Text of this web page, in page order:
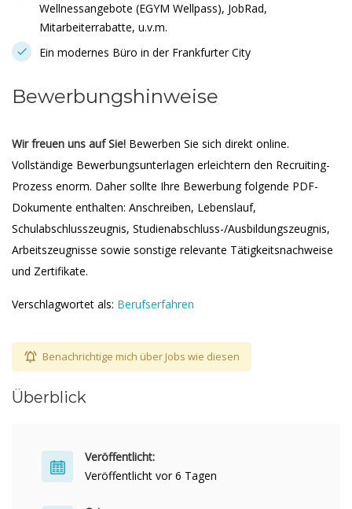
Wellnessangebote (EGYM Wellpass), JobRad,
Mitarbeiterrabatte, u.v.m.
Ein modernes Büro in der Frankfurter City
Bewerbungshinweise
Wir freuen uns auf Sie! Bewerben Sie sich direkt online.
Vollständige Bewerbungsunterlagen erleichtern den Recruiting-
Prozess enorm. Daher sollte Ihre Bewerbung folgende PDF-
Dokumente enthalten: Anschreiben, Lebenslauf,
Schulabschlusszeugnis, Studienabschluss-/Ausbildungszeugnis,
Arbeitszeugnisse sowie sonstige relevante Tätigkeitsnachweise
und Zertifikate.
Verschlagwortet als: Berufserfahren
Benachrichtige mich über Jobs wie diesen
Überblick
Veröffentlicht:
Veröffentlicht vor 6 Tagen